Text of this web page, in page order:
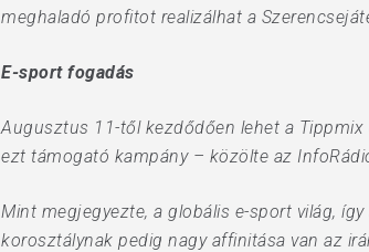
meghaladó profitot realizálhat a
E-sport fogadás
Augusztus 11-től kezdődően lehet a
ezt támogató kampány – közölte az
Mint megjegyezte, a globális e-sport világ,
korosztálynak pedig nagy affinitása van az